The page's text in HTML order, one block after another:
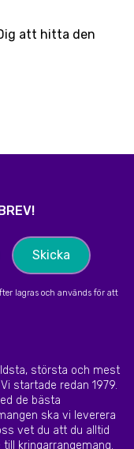
att hitta den
största och mest
startade redan 1979.
de bästa
ska vi leverera
vet du att du alltid
kringarrangemang.
lagras och används för att